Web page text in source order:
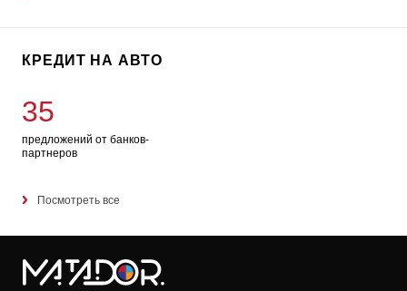
КРЕДИТ НА АВТО
35
предложений от банков-
партнеров
Посмотреть все